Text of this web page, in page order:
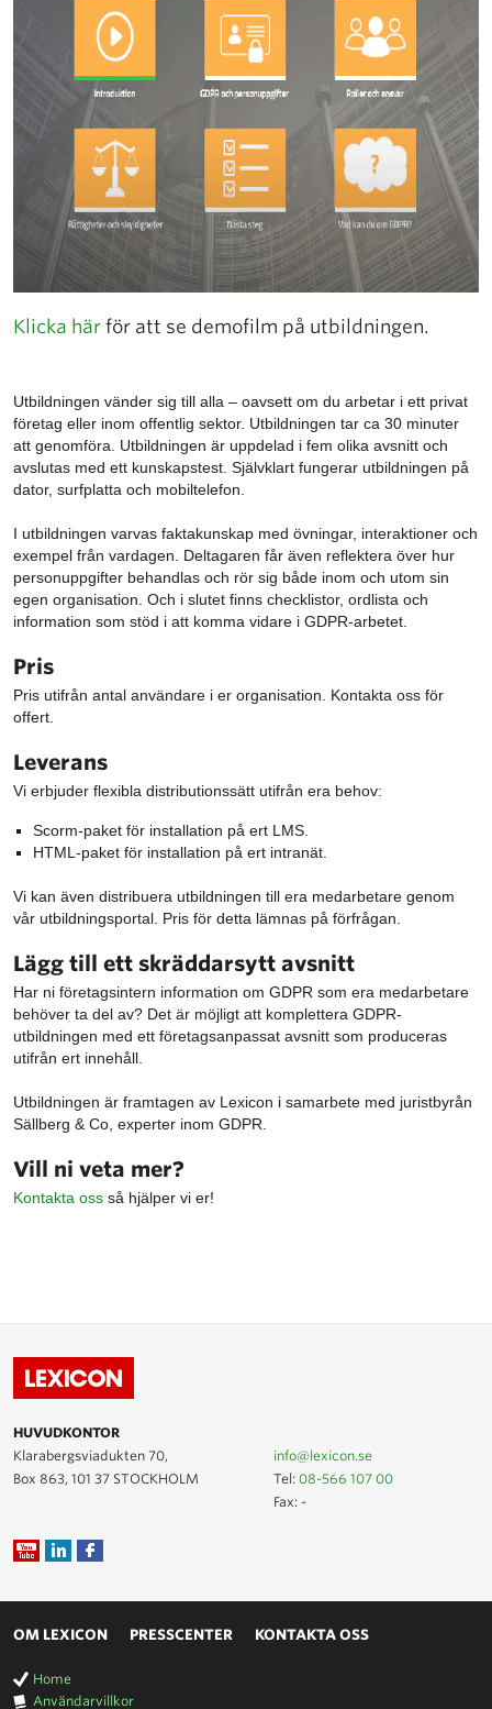
Klicka här för att se demofilm på utbildningen.
Utbildningen vänder sig till alla – oavsett om du arbetar i ett privat
företag eller inom offentlig sektor. Utbildningen tar ca 30 minuter
att genomföra. Utbildningen är uppdelad i fem olika avsnitt och
avslutas med ett kunskapstest. Självklart fungerar utbildningen på
dator, surfplatta och mobiltelefon.
I utbildningen varvas faktakunskap med övningar, interaktioner och
exempel från vardagen. Deltagaren får även reflektera över hur
personuppgifter behandlas och rör sig både inom och utom sin
egen organisation. Och i slutet finns checklistor, ordlista och
information som stöd i att komma vidare i GDPR-arbetet.
Pris
Pris utifrån antal användare i er organisation. Kontakta oss för
offert.
Leverans
Vi erbjuder flexibla distributionssätt utifrån era behov:
Scorm-paket för installation på ert LMS.
HTML-paket för installation på ert intranät.
Vi kan även distribuera utbildningen till era medarbetare genom
vår utbildningsportal. Pris för detta lämnas på förfrågan.
Lägg till ett skräddarsytt avsnitt
Har ni företagsintern information om GDPR som era medarbetare
behöver ta del av? Det är möjligt att komplettera GDPR-
utbildningen med ett företagsanpassat avsnitt som produceras
utifrån ert innehåll.
Utbildningen är framtagen av Lexicon i samarbete med juristbyrån
Sällberg & Co, experter inom GDPR.
Vill ni veta mer?
Kontakta oss så hjälper vi er!
HUVUDKONTOR
Klarabergsviadukten 70,
Box 863, 101 37 STOCKHOLM
info@lexicon.se
Tel:08-566 107 00
Fax: -
OM LEXICON PRESSCENTER KONTAKTA OSS
Home
Användarvillkor